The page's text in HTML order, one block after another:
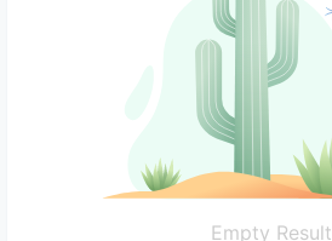
Empty Result